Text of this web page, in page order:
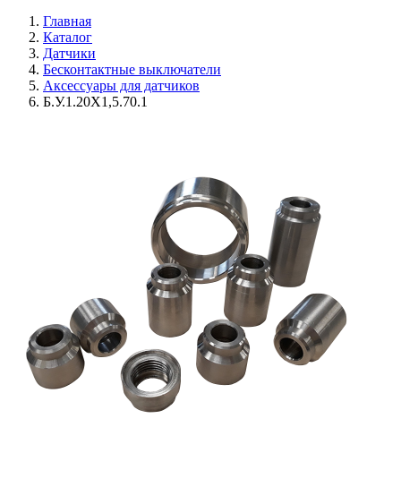
Главная
Каталог
Датчики
Бесконтактные выключатели
Аксессуары для датчиков
Б.У.1.20Х1,5.70.1